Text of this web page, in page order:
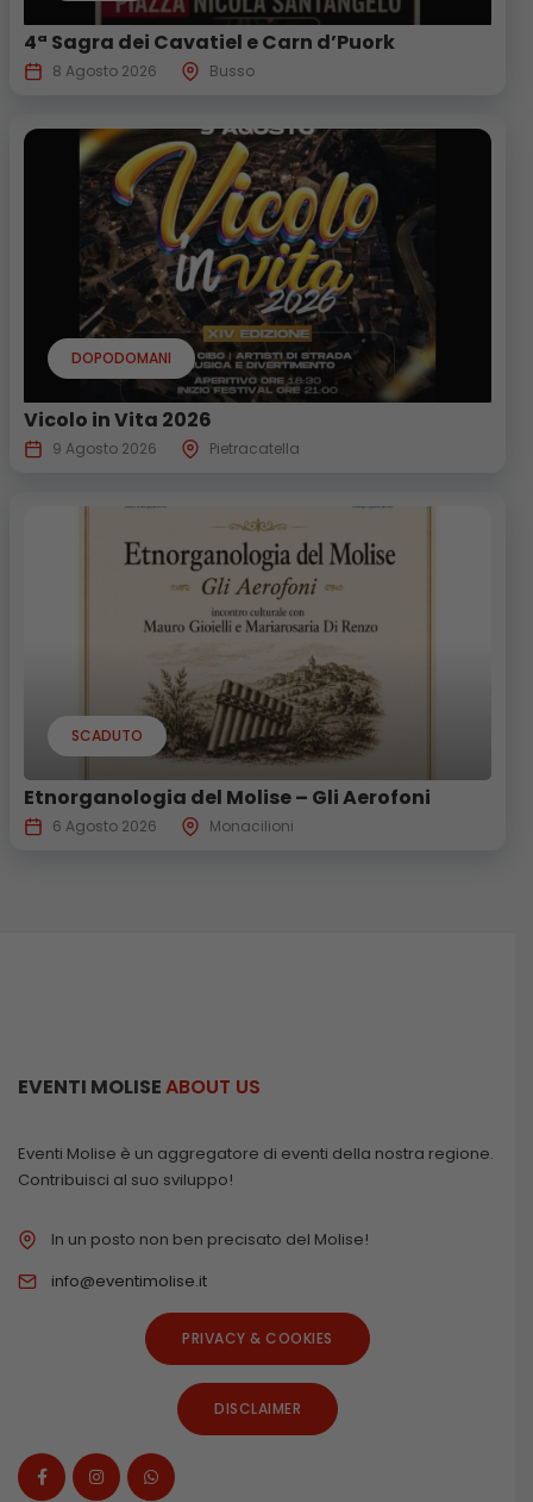
4ª Sagra dei Cavatiel e Carn d’Puork
8 Agosto 2026 Busso
DOPODOMANI
Vicolo in Vita 2026
9 Agosto 2026 Pietracatella
SCADUTO
Etnorganologia del Molise – Gli Aerofoni
6 Agosto 2026 Monacilioni
EVENTI MOLISEABOUT US
Eventi Molise è un aggregatore di eventi della nostra regione.
Contribuisci al suo sviluppo!
In un posto non ben precisato del Molise!
info@eventimolise.it
PRIVACY & COOKIES
DISCLAIMER